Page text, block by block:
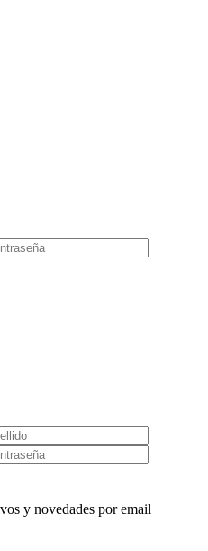
y novedades por email